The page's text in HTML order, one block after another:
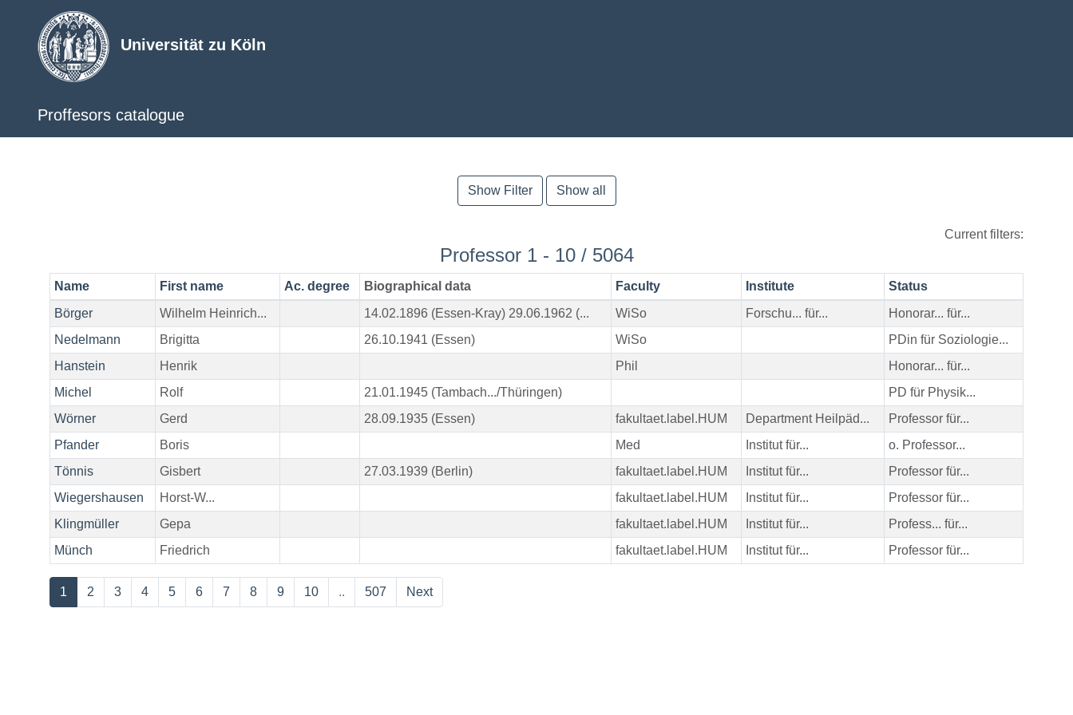
Universität zu Köln
Proffesors catalogue
Show Filter Show all
Current filters:
Professor 1 - 10 / 5064
Name First name Ac. degree Biographical data Faculty Institute
Status
Börger
Wilhelm Heinrich... 14.02.1896 (Essen-Kray) 29.06.1962 (... WiSo Forschu... für...
Honorar... für...
Nedelmann
Brigitta 26.10.1941 (Essen) WiSo
PDin für Soziologie...
Hanstein
Henrik Phil
Honorar... für...
Michel
Rolf 21.01.1945 (Tambach.../Thüringen)
PD für Physik...
Wörner
Gerd 28.09.1935 (Essen) fakultaet.label.HUM Department Heilpäd...
Professor für...
Pfander
Boris Med Institut für...
o. Professor...
Tönnis
Gisbert 27.03.1939 (Berlin) fakultaet.label.HUM Institut für...
Professor für...
Wiegershausen
Horst-W... fakultaet.label.HUM Institut für...
Professor für...
Klingmüller
Gepa fakultaet.label.HUM Institut für...
Profess... für...
Münch
Friedrich fakultaet.label.HUM Institut für... Professor für...
1 2 3 4 5 6 7 8 9 10 .. 507 Next